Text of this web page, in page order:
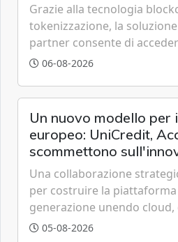
Grazie alla tecnologia
tokenizzazione, la
partner consente di
all'eolico ottenendo
06-08-2026
Un nuovo modello per
europeo: UniCredit,
scommettono
tecnologica
Una collaborazione
per costruire la
generazione unendo
artificiale.
05-08-2026